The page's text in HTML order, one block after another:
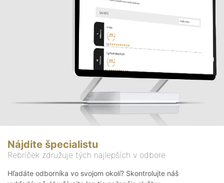
Nájdite špecialistu
Rebríček združuje tých najlepších v odbore
Hľadáte odborníka vo svojom okolí? Skontrolujte náš